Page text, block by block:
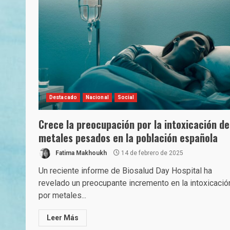
Destacado Nacional Social
Crece la preocupación por la intoxicación de
metales pesados en la población española
Fatima Makhoukh 14 de febrero de 2025
Un reciente informe de Biosalud Day Hospital ha
revelado un preocupante incremento en la
por metales...
Leer Más